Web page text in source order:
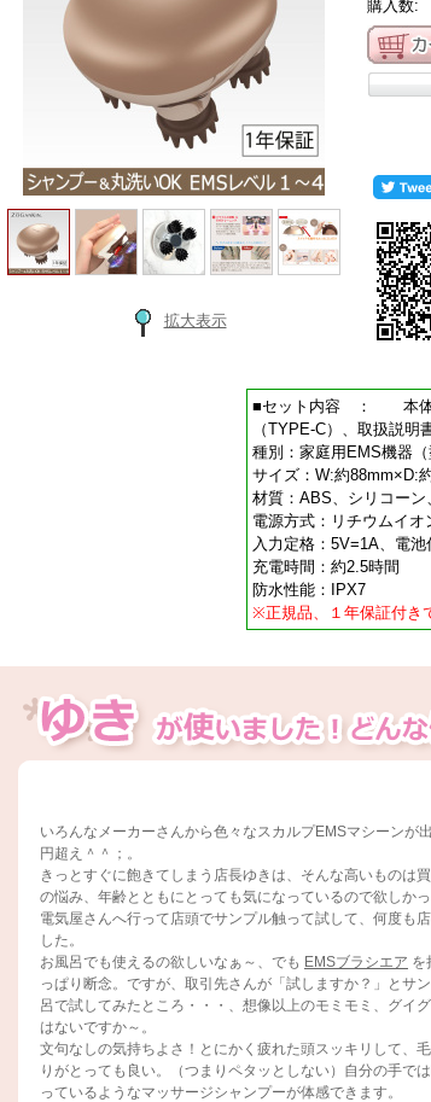
拡大表示
購入数:
■セット内容 ： 本体
（TYPE-C）、取扱説明
種別：家庭用EMS機器（
サイズ：W:約88mm×D:
材質：ABS、シリコーン
電源方式：リチウムイオ
入力定格：5V=1A、電
充電時間：約2.5時間
防水性能：IPX7
※正規品、１年保証付き
いろんなメーカーさんから色々なスカルプEMSマシーンが
円超え＾＾；。
きっとすぐに飽きてしまう店長ゆきは、そんな高いものは
の悩み、年齢とともにとっても気になっているので欲しかっ
電気屋さんへ行って店頭でサンプル触って試して、何度も
した。
お風呂でも使えるの欲しいなぁ～、でも EMSブラシエア を
っぱり断念。ですが、取引先さんが「試しますか？」とサ
呂で試してみたところ・・・、想像以上のモミモミ、グイ
はないですか～。
文句なしの気持ちよさ！とにかく疲れた頭スッキリして、
りがとっても良い。（つまりペタッとしない）自分の手で
っているようなマッサージシャンプーが体感できます。